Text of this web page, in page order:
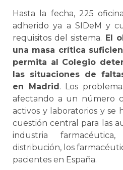
Hasta la fecha, 225
adherido ya a SIDeM y
requisitos del sistema. El
una masa crítica
permita al Colegio
las situaciones de
en Madrid. Los
afectando a un número
activos y laboratorios y se
cuestión central para las
industria
distribución, los
pacientes en España.